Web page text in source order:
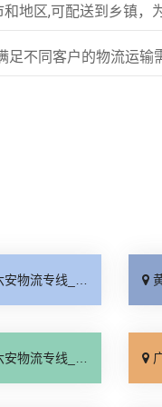
地区,可配送到乡镇，
不同客户的物流运输
专线查询「随叫随到」 黄
全境配送「定点发车」